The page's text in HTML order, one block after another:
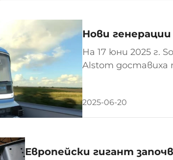
Нови
На 17 юни 2025 г.
Alstom доставиха
2025-06-20
Европейски гигант